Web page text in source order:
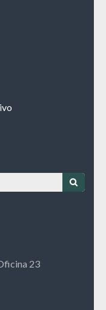
23